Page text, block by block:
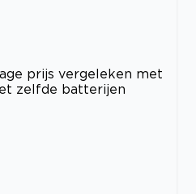
prijs vergeleken met
zelfde batterijen